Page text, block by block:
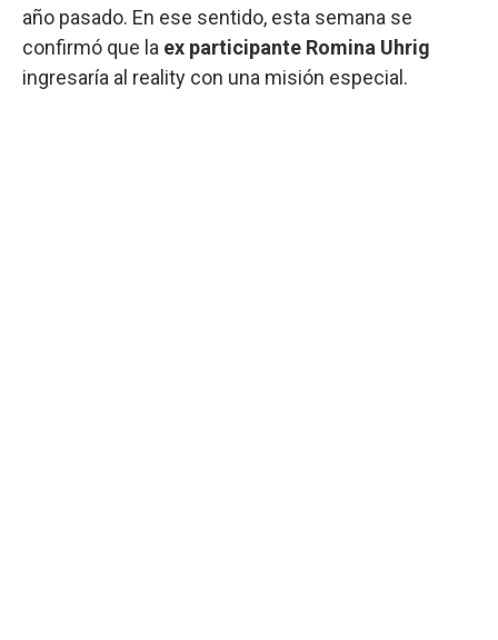
año pasado. En ese sentido, esta semana se
confirmó que la ex participante Romina Uhrig
ingresaría al reality con una misión especial.